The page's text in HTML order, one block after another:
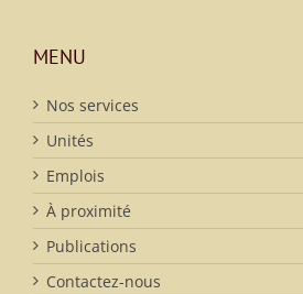
MENU
Nos services
Unités
Emplois
À proximité
Publications
Contactez-nous